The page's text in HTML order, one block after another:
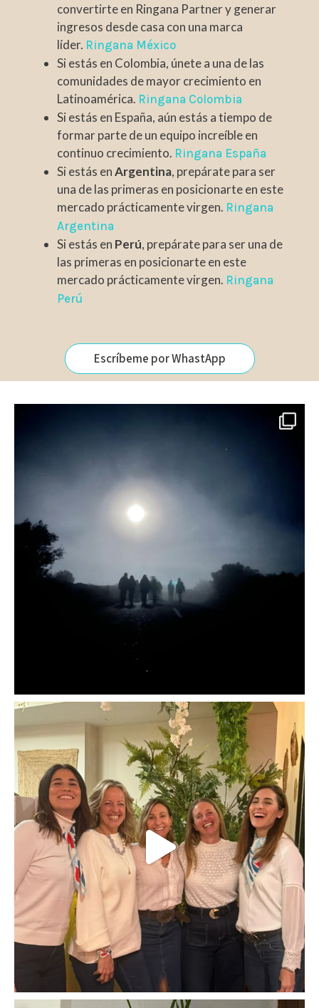
convertirte en Ringana Partner y generar
ingresos desde casa con una marca
líder. Ringana México
Si estás en Colombia, únete a una de las
comunidades de mayor crecimiento en
Latinoamérica. Ringana Colombia
Si estás en España, aún estás a tiempo de
formar parte de un equipo increíble en
continuo crecimiento. Ringana España
Si estás enArgentina, prepárate para ser
una de las primeras en posicionarte en este
mercado prácticamente virgen. Ringana
Argentina
Si estás en Perú, prepárate para ser una de
las primeras en posicionarte en este
mercado prácticamente virgen. Ringana
Perú
Escríbeme por WhastApp